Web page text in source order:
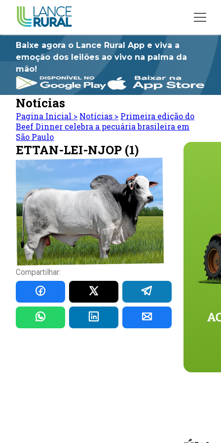
Baixe agora o Lance Rural App e viva a
emoção dos leilões ao vivo na palma da
mão!
Notícias
Pagina Inicial > Notícias > Primeira edição do
Beef Dinner celebra a pecuária brasileira em
São Paulo
ETTAN-LEI-NJOP (1)
Compartilhar: